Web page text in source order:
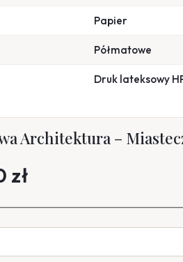
Papier
Półmatowe
Druk lateksowy
Architektura –
zł